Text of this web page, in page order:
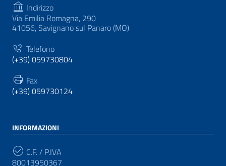
Indirizzo
Via Emilia Romagna, 290
41056, Savignano sul Panaro (MO)
Telefono
(+39) 059730804
Fax
(+39) 059730124
INFORMAZIONI
C.F. / P.IVA
80013950367